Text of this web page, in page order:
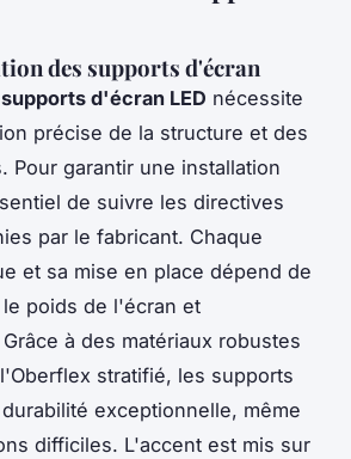
des supports d'écran
supports d'écran LED nécessite
précise de la structure et des
Pour garantir une installation
de suivre les directives
par le fabricant. Chaque
et sa mise en place dépend de
poids de l'écran et
à des matériaux robustes
stratifié, les supports
exceptionnelle, même
difficiles. L'accent est mis sur